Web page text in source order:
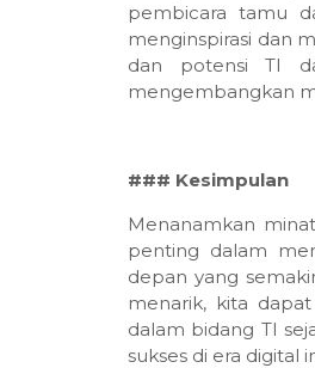
pembicara tamu
menginspirasi dan
dan potensi TI
mengembangkan
### Kesimpulan
Menanamkan
penting dalam
depan yang
menarik, kita
dalam bidang TI
sukses di era digital